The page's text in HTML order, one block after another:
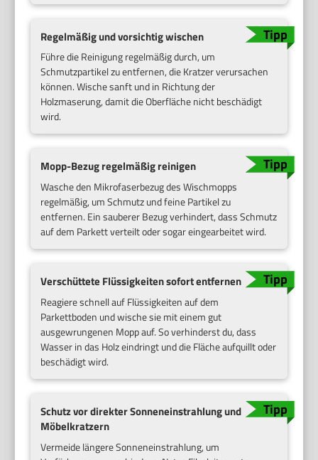
Regelmäßig und vorsichtig wischen
Führe die Reinigung regelmäßig durch, um
Schmutzpartikel zu entfernen, die Kratzer verursachen
können. Wische sanft und in Richtung der
Holzmaserung, damit die Oberfläche nicht beschädigt
wird.
Mopp-Bezug regelmäßig reinigen
Wasche den Mikrofaserbezug des Wischmopps
regelmäßig, um Schmutz und feine Partikel zu
entfernen. Ein sauberer Bezug verhindert, dass Schmutz
auf dem Parkett verteilt oder sogar eingearbeitet wird.
Verschüttete Flüssigkeiten sofort entfernen
Reagiere schnell auf Flüssigkeiten auf dem
Parkettboden und wische sie mit einem gut
ausgewrungenen Mopp auf. So verhinderst du, dass
Wasser in das Holz eindringt und die Fläche aufquillt oder
beschädigt wird.
Schutz vor direkter Sonneneinstrahlung und
Möbelkratzern
Vermeide längere Sonneneinstrahlung, um